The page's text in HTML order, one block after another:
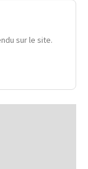
sur le site.